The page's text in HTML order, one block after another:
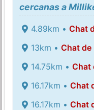
cercanas a
4.89km • Chat
13km • Chat de
14.75km • Chat
16.17km • Chat
16.17km • Chat